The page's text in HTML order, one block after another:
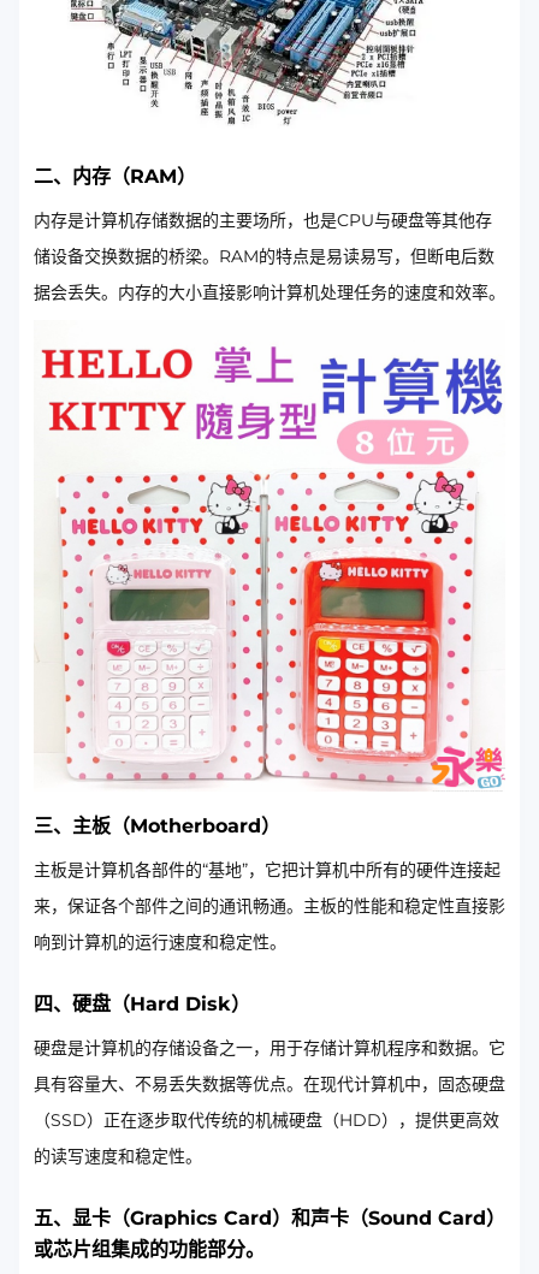
二、内存（RAM）
内存是计算机存储数据的主要场所，也是CPU与硬盘等其他存
储设备交换数据的桥梁。RAM的特点是易读易写，但断电后数
据会丢失。内存的大小直接影响计算机处理任务的速度和效率。
三、主板（Motherboard）
主板是计算机各部件的“基地”，它把计算机中所有的硬件连接起
来，保证各个部件之间的通讯畅通。主板的性能和稳定性直接影
响到计算机的运行速度和稳定性。
四、硬盘（Hard Disk）
硬盘是计算机的存储设备之一，用于存储计算机程序和数据。它
具有容量大、不易丢失数据等优点。在现代计算机中，固态硬盘
（SSD）正在逐步取代传统的机械硬盘（HDD），提供更高效
的读写速度和稳定性。
五、显卡（Graphics Card）和声卡（Sound Card）
或芯片组集成的功能部分。